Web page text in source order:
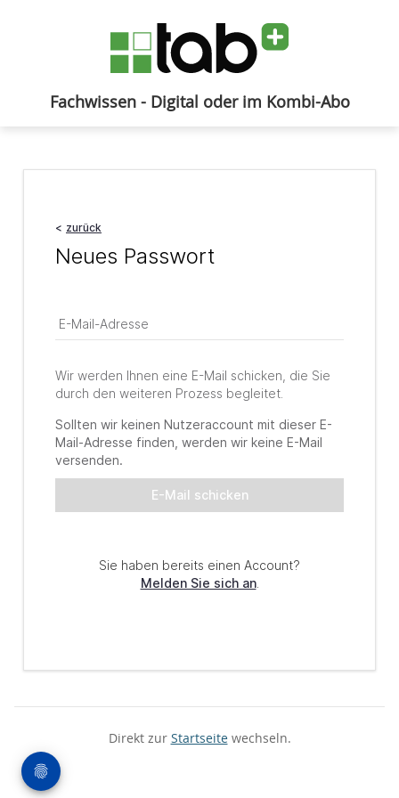
Fachwissen - Digital oder im Kombi-Abo
Direkt zur Startseitewechseln.